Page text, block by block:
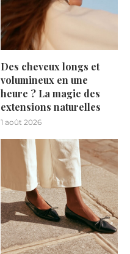
Des cheveux longs et
volumineux en une
heure ? La magie des
extensions naturelles
1 août 2026